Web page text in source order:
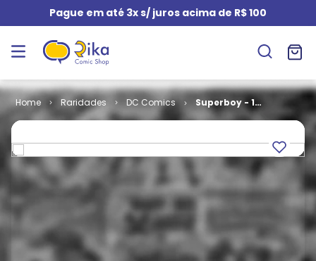
Pague em até 3x s/ juros acima de R$ 100
Raridades DC Comics
Superboy - 1ª
Série # 34